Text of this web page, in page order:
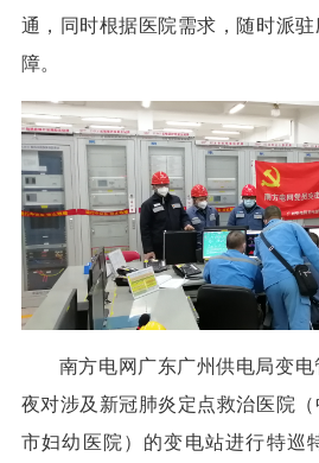
通，同时根据医院需求，随时派
障。
南方电网广东广州供电局变
夜对涉及新冠肺炎定点救治医院（
市妇幼医院）的变电站进行特巡